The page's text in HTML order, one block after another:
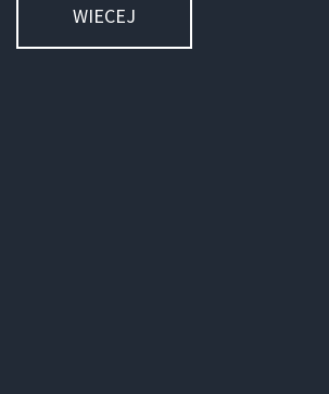
WIECEJ